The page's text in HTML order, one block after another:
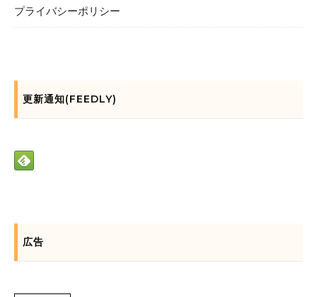
プライバシーポリシー
更新通知(FEEDLY)
広告